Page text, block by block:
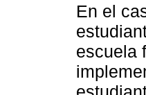
En el
escuela